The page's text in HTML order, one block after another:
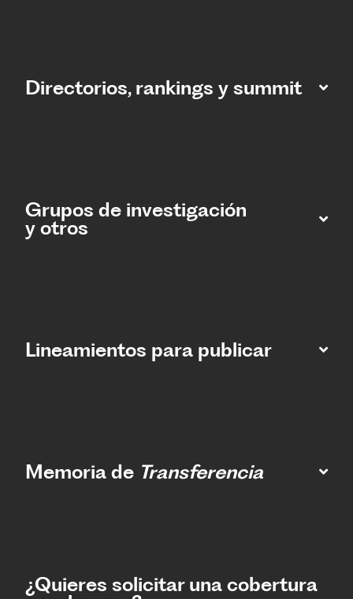
Directorios, rankings y summit
Grupos de investigación
y otros
Lineamientos para publicar
Memoria de Transferencia
¿Quieres solicitar una cobertura